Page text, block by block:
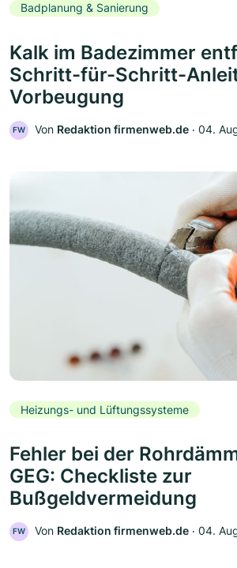
Badplanung & Sanierung
Kalk im Badezimmer
Schritt-für-Schritt-
Vorbeugung
FW Von Redaktion firmenweb.de ‧ 04.
Heizungs- und Lüftungssysteme
Fehler bei der
GEG: Checkliste zur
Bußgeldvermeidung
FW Von Redaktion firmenweb.de ‧ 04.